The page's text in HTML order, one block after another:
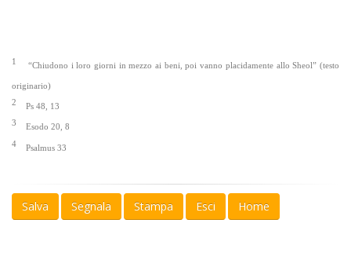
1 “Chiudono i loro giorni in mezzo ai beni, poi vanno placidamente allo Sheol” (testo
originario)
2
Ps 48, 13
3
Esodo 20, 8
4 Psalmus 33
Salva Segnala Stampa Esci Home